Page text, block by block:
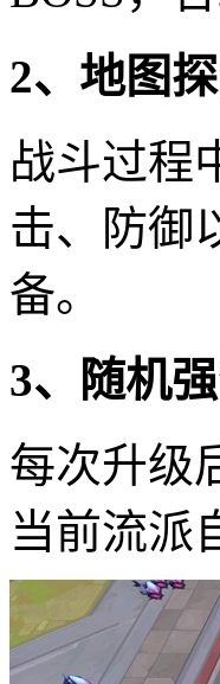
2、地图探
战斗过程
击、防御
备。
3、随机强
每次升级
当前流派